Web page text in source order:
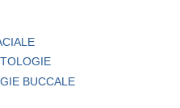
BUCCALE